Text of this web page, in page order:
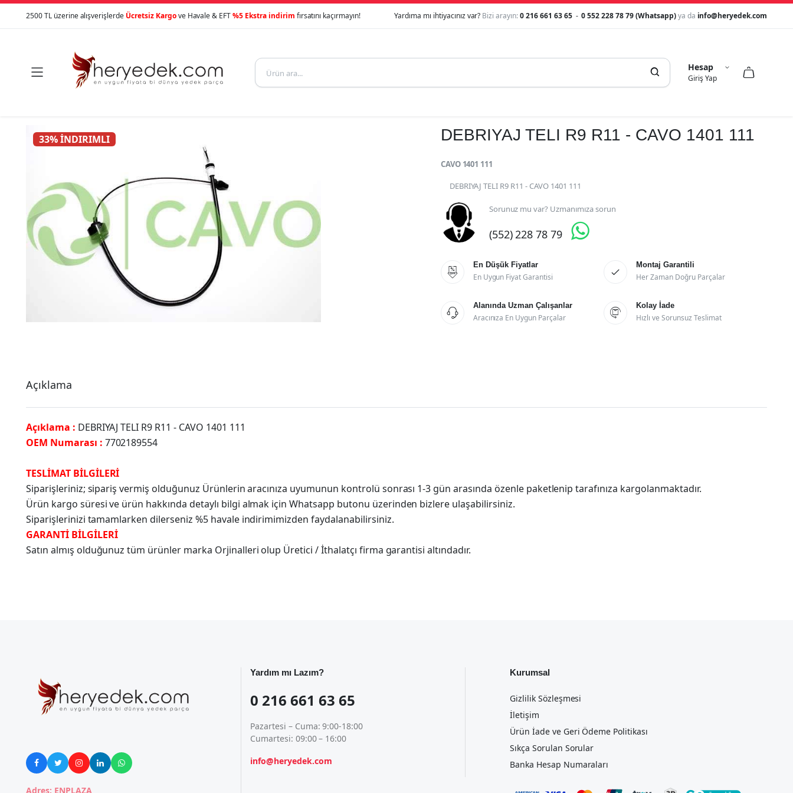
2500 TL üzerine alışverişlerde Ücretsiz Kargove Havale & EFT%5 Ekstra indirim fırsatını kaçırmayın! Yardıma mı ihtiyacınız var? Bizi arayın:0 216 661 63 65 -0 552 228 78 79 (Whatsapp)ya da info@heryedek.com
  Hesap
Giriş Yap
 
33% İNDIRIMLI DEBRIYAJ TELI R9 R11 - CAVO 1401 111
CAVO 1401 111
DEBRIYAJ TELI R9 R11 - CAVO 1401 111
Sorunuz mu var? Uzmanımıza sorun
(552) 228 78 79 

En Düşük Fiyatlar
En Uygun Fiyat Garantisi 
Montaj Garantili
Her Zaman Doğru Parçalar

Alanında Uzman Çalışanlar
Aracınıza En Uygun Parçalar 
Kolay İade
Hızlı ve Sorunsuz Teslimat
Açıklama
Açıklama : DEBRIYAJ TELI R9 R11 - CAVO 1401 111
OEM Numarası : 7702189554
TESLİMAT BİLGİLERİ
Siparişleriniz; sipariş vermiş olduğunuz Ürünlerin aracınıza uyumunun kontrolü sonrası 1-3 gün arasında özenle paketlenip tarafınıza kargolanmaktadır.
Ürün kargo süresi ve ürün hakkında detaylı bilgi almak için Whatsapp butonu üzerinden bizlere ulaşabilirsiniz.
Siparişlerinizi tamamlarken dilerseniz %5 havale indirimimizden faydalanabilirsiniz.
GARANTİ BİLGİLERİ
Satın almış olduğunuz tüm ürünler marka Orjinalleri olup Üretici / İthalatçı firma garantisi altındadır.
    
Adres: ENPLAZA
Yardım mı Lazım?
0 216 661 63 65
Pazartesi – Cuma: 9:00-18:00
Cumartesi: 09:00 – 16:00
info@heryedek.com
Kurumsal
Gizlilik Sözleşmesi
İletişim
Ürün İade ve Geri Ödeme Politikası
Sıkça Sorulan Sorular
Banka Hesap Numaraları